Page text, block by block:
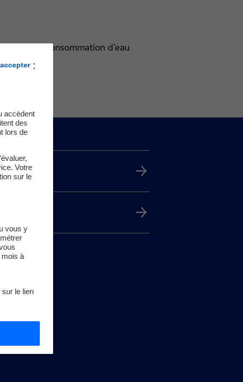
sa consommation d’eau
accèdent
des
lors de
Votre
sur le
vous y
mois à
le lien